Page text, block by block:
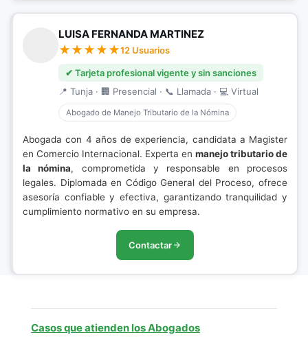
LUISA FERNANDA MARTINEZ
12 Usuarios
✔ Tarjeta profesional vigente y sin sanciones
📍 Tunja · 🏢 Presencial · 📞 Llamada · 💻 Virtual
Abogado de Manejo Tributario de la Nómina
Abogada con 4 años de experiencia, candidata a Magister
en Comercio Internacional. Experta en manejo tributario de
la nómina, comprometida y responsable en procesos
legales. Diplomada en Código General del Proceso, ofrece
asesoría confiable y efectiva, garantizando tranquilidad y
cumplimiento normativo en su empresa.
Contactar
Casos que atienden los Abogados